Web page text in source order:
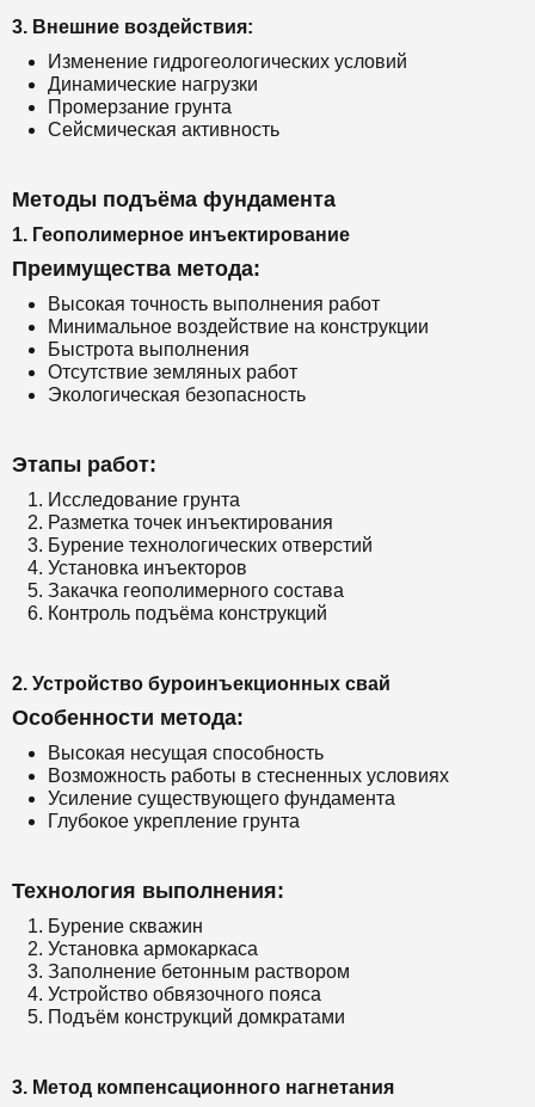
3. Внешние воздействия:
Изменение гидрогеологических условий
Динамические нагрузки
Промерзание грунта
Сейсмическая активность
Методы подъёма фундамента
1. Геополимерное инъектирование
Преимущества метода:
Высокая точность выполнения работ
Минимальное воздействие на конструкции
Быстрота выполнения
Отсутствие земляных работ
Экологическая безопасность
Этапы работ:
Исследование грунта
Разметка точек инъектирования
Бурение технологических отверстий
Установка инъекторов
Закачка геополимерного состава
Контроль подъёма конструкций
2. Устройство буроинъекционных свай
Особенности метода:
Высокая несущая способность
Возможность работы в стесненных условиях
Усиление существующего фундамента
Глубокое укрепление грунта
Технология выполнения:
Бурение скважин
Установка армокаркаса
Заполнение бетонным раствором
Устройство обвязочного пояса
Подъём конструкций домкратами
3. Метод компенсационного нагнетания